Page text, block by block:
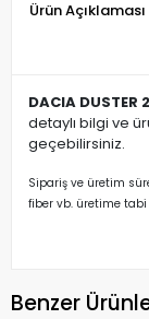
Ürün Açıklaması
DACIA DUSTER
detaylı bilgi ve
geçebilirsiniz.
Sipariş ve üretim
fiber vb. üretime tabi
Benzer